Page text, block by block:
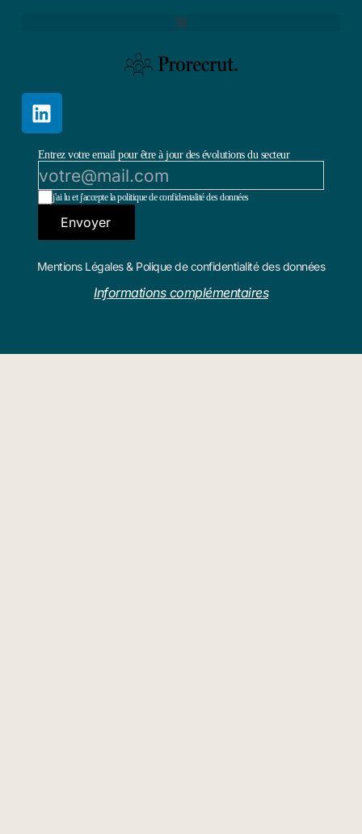
Entrez votre email pour être à jour des évolutions du secteur
j'ai lu et j'accepte la politique de confidentalité des données
Envoyer
Mentions Légales & Polique de confidentialité des données
Informations complémentaires